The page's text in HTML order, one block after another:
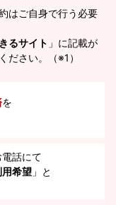
はご自身で行う必要
るサイト 」に記載が
ださい。（※1）
を
話にて
希望 」と